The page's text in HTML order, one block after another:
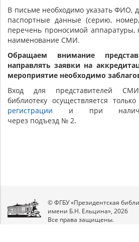
В письме необходимо указать ФИО,
паспортные данные (серию,
перечень проносимой аппаратуры,
наименование СМИ.
Обращаем внимание
направлять заявки на
мероприятие необходимо
Вход для представителей
библиотеку осуществляется
регистрации и при
через подъезд № 2.
© ФГБУ «Президентская
имени Б.Н. Ельцина», 2026
Все права защищены.